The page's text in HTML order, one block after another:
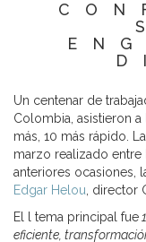
Un centenar de
Colombia, asistieron
más, 10 más rápido.
marzo realizado entre
anteriores ocasiones,
Edgar Helou ,
El l tema principal fue
eficiente,